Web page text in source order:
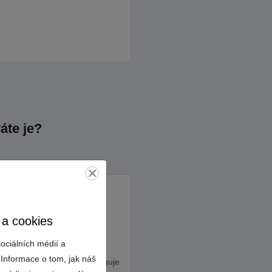
je?
Nedostatek kalu
sklenici znamená, že
biologický proces nefunguje
×
cookies
médií a
o tom, jak náš